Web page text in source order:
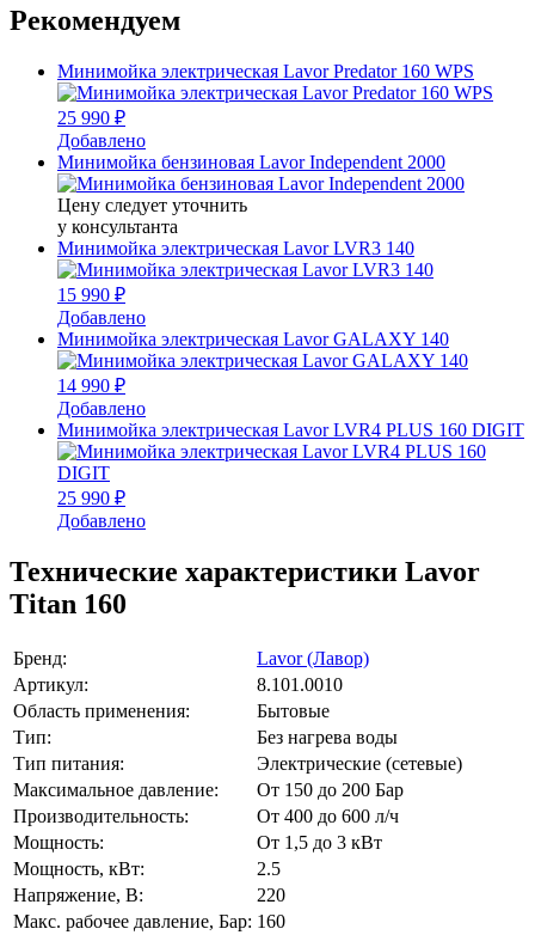
Рекомендуем
Минимойка электрическая Lavor Predator 160 WPS
25 990 ₽
Добавлено
Минимойка бензиновая Lavor Independent 2000
Цену следует уточнить
у консультанта
Минимойка электрическая Lavor LVR3 140
15 990 ₽
Добавлено
Минимойка электрическая Lavor GALAXY 140
14 990 ₽
Добавлено
Минимойка электрическая Lavor LVR4 PLUS 160 DIGIT
25 990 ₽
Добавлено
Технические характеристики Lavor
Titan 160
Бренд:
Lavor (Лавор)
Артикул:
8.101.0010
Область применения:
Бытовые
Тип:
Без нагрева воды
Тип питания:
Электрические (сетевые)
Максимальное давление:
От 150 до 200 Бар
Производительность:
От 400 до 600 л/ч
Мощность:
От 1,5 до 3 кВт
Мощность, кВт:
2.5
Напряжение, В:
220
Макс. рабочее давление, Бар: 160